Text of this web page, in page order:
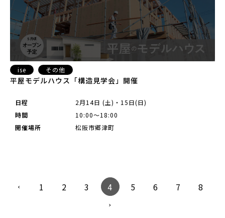
ise その他
平屋モデルハウス「構造見学会」開催
日程
2月14日 (土)・15日(日)
時間
10:00～18:00
開催場所
松阪市郷津町
1 2 3 4 5 6 7 8